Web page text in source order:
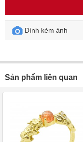
Đính kèm ảnh
Sản phẩm liên quan